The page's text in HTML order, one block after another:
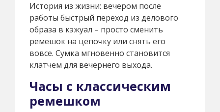
История из жизни: вечером после
работы быстрый переход из делового
образа в кэжуал – просто сменить
ремешок на цепочку или снять его
вовсе. Сумка мгновенно становится
клатчем для вечернего выхода.
Часы с классическим
ремешком